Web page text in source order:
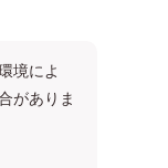
境によ
がありま